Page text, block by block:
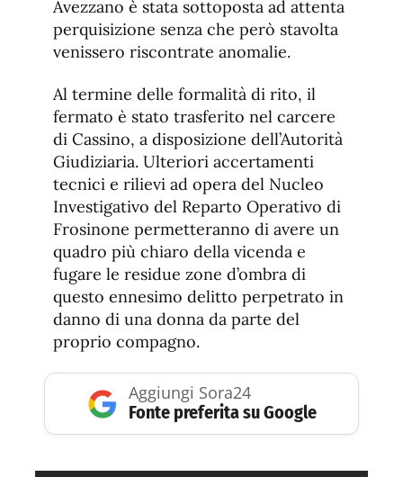
Avezzano è stata sottoposta ad attenta
perquisizione senza che però stavolta
venissero riscontrate anomalie.
Al termine delle formalità di rito, il
fermato è stato trasferito nel carcere
di Cassino, a disposizione dell’Autorità
Giudiziaria. Ulteriori accertamenti
tecnici e rilievi ad opera del Nucleo
Investigativo del Reparto Operativo di
Frosinone permetteranno di avere un
quadro più chiaro della vicenda e
fugare le residue zone d’ombra di
questo ennesimo delitto perpetrato in
danno di una donna da parte del
proprio compagno.
Aggiungi Sora24
Fonte preferita su Google